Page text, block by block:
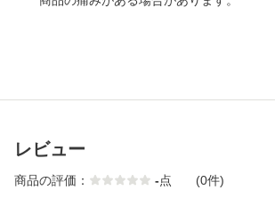
レビュー
商品の評価： -点 (0件)